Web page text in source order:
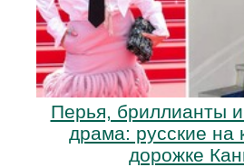
Перья, бриллианты
драма: русские на
дорожке